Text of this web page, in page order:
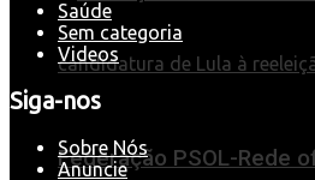
Federação PSOL-Rede
Saúde
Sem categoria
Videos
Siga-nos
Sobre Nós
Anuncie